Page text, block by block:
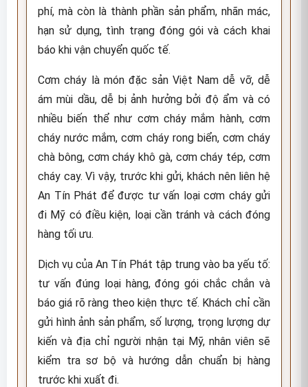
phí, mà còn là thành phần sản phẩm, nhãn mác,
hạn sử dụng, tình trạng đóng gói và cách khai
báo khi vận chuyển quốc tế.
Cơm cháy là món đặc sản Việt Nam dễ vỡ, dễ
ám mùi dầu, dễ bị ảnh hưởng bởi độ ẩm và có
nhiều biến thể như cơm cháy mắm hành, cơm
cháy nước mắm, cơm cháy rong biển, cơm cháy
chà bông, cơm cháy khô gà, cơm cháy tép, cơm
cháy cay. Vì vậy, trước khi gửi, khách nên liên hệ
An Tín Phát để được tư vấn loại cơm cháy gửi
đi Mỹ có điều kiện, loại cần tránh và cách đóng
hàng tối ưu.
Dịch vụ của An Tín Phát tập trung vào ba yếu tố:
tư vấn đúng loại hàng, đóng gói chắc chắn và
báo giá rõ ràng theo kiện thực tế. Khách chỉ cần
gửi hình ảnh sản phẩm, số lượng, trọng lượng dự
kiến và địa chỉ người nhận tại Mỹ, nhân viên sẽ
kiểm tra sơ bộ và hướng dẫn chuẩn bị hàng
trước khi xuất đi.